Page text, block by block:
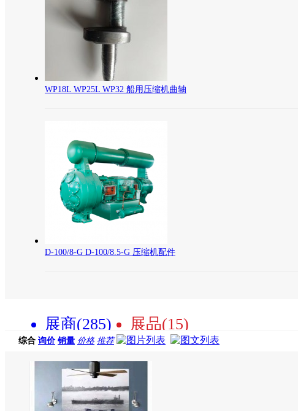
WP18L WP25L WP32 船用压缩机曲轴
D-100/8-G D-100/8.5-G 压缩机配件
展商(285) 展品(15)
综合 询价 销量 价格 推荐